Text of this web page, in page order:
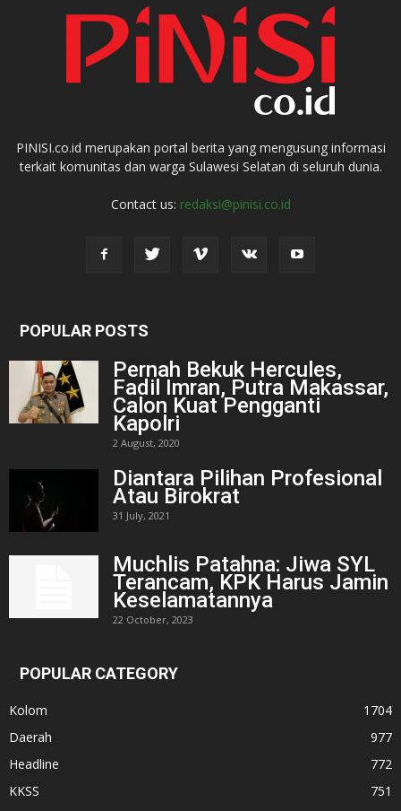
PINISI.co.id merupakan portal berita yang mengusung informasi
terkait komunitas dan warga Sulawesi Selatan di seluruh dunia.
Contact us: redaksi@pinisi.co.id
POPULAR POSTS
Pernah Bekuk Hercules,
Fadil Imran, Putra Makassar,
Calon Kuat Pengganti
Kapolri
2 August, 2020
Diantara Pilihan Profesional
Atau Birokrat
31 July, 2021
Muchlis Patahna: Jiwa SYL
Terancam, KPK Harus Jamin
Keselamatannya
22 October, 2023
POPULAR CATEGORY
Kolom
1704
Daerah
977
Headline
772
KKSS
751